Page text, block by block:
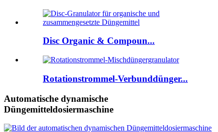
Disc Organic & Compoun...
Rotationstrommel-Verbunddünger...
Automatische dynamische
Düngemitteldosiermaschine